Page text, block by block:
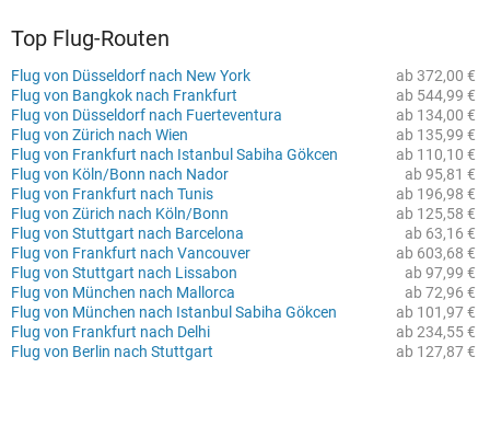
Top Flug-Routen
ab 372,00 €
Flug von Düsseldorf nach New York
ab 544,99 €
Flug von Bangkok nach Frankfurt
ab 134,00 €
Flug von Düsseldorf nach Fuerteventura
ab 135,99 €
Flug von Zürich nach Wien
ab 110,10 €
Flug von Frankfurt nach Istanbul Sabiha Gökcen
ab 95,81 €
Flug von Köln/Bonn nach Nador
ab 196,98 €
Flug von Frankfurt nach Tunis
ab 125,58 €
Flug von Zürich nach Köln/Bonn
ab 63,16 €
Flug von Stuttgart nach Barcelona
ab 603,68 €
Flug von Frankfurt nach Vancouver
ab 97,99 €
Flug von Stuttgart nach Lissabon
ab 72,96 €
Flug von München nach Mallorca
ab 101,97 €
Flug von München nach Istanbul Sabiha Gökcen
ab 234,55 €
Flug von Frankfurt nach Delhi
ab 127,87 €
Flug von Berlin nach Stuttgart